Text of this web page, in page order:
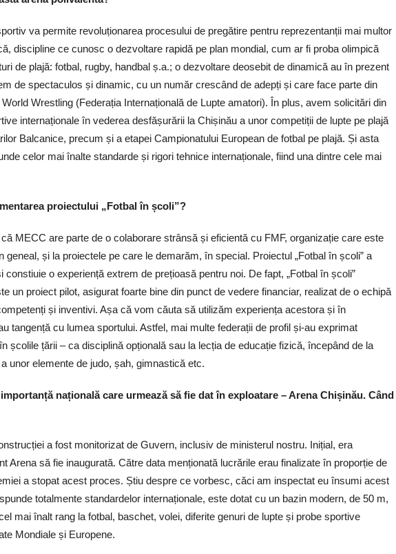
va permite revoluționarea procesului de pregătire pentru reprezentanții mai multor
discipline ce cunosc o dezvoltare rapidă pe plan mondial, cum ar fi proba olimpică
de plajă: fotbal, rugby, handbal ș.a.; o dezvoltare deosebit de dinamică au în prezent
de spectaculos și dinamic, cu un număr crescând de adepți și care face parte din
Wrestling (Federația Internațională de Lupte amatori). În plus, avem solicitări din
internaționale în vederea desfășurării la Chișinău a unor competiții de lupte pe plajă
Balcanice, precum și a etapei Campionatului European de fotbal pe plajă. Și asta
celor mai înalte standarde și rigori tehnice internaționale, fiind una dintre cele mai
proiectului „Fotbal în școli”?
MECC are parte de o colaborare strânsă și eficientă cu FMF, organizație care este
geneal, și la proiectele pe care le demarăm, în special. Proiectul „Fotbal în școli” a
o experiență extrem de prețioasă pentru noi. De fapt, „Fotbal în școli”
un proiect pilot, asigurat foarte bine din punct de vedere financiar, realizat de o echipă
și inventivi. Așa că vom căuta să utilizăm experiența acestora și în
tangență cu lumea sportului. Astfel, mai multe federații de profil și-au exprimat
școlile țării – ca disciplină opțională sau la lecția de educație fizică, începând de la
unor elemente de judo, șah, gimnastică etc.
națională care urmează să fie dat în exploatare – Arena Chișinău. Când
a fost monitorizat de Guvern, inclusiv de ministerul nostru. Inițial, era
Arena să fie inaugurată. Către data menționată lucrările erau finalizate în proporție de
a stopat acest proces. Știu despre ce vorbesc, căci am inspectat eu însumi acest
totalmente standardelor internaționale, este dotat cu un bazin modern, de 50 m,
mai înalt rang la fotbal, baschet, volei, diferite genuri de lupte și probe sportive
Mondiale și Europene.